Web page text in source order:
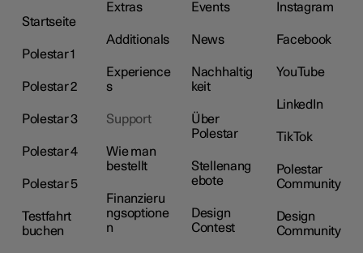
Startseite
Polestar 1
Polestar 2
Polestar 3
Polestar 4
Polestar 5
Testfahrt
buchen
Extras
Additionals
Experience
s
Support
Wie man
bestellt
Finanzieru
ngsoptione
n
Events
News
Nachhaltig
keit
Über
Polestar
Stellenang
ebote
Design
Contest
Instagram
Facebook
YouTube
LinkedIn
TikTok
Polestar
Community
Design
Community